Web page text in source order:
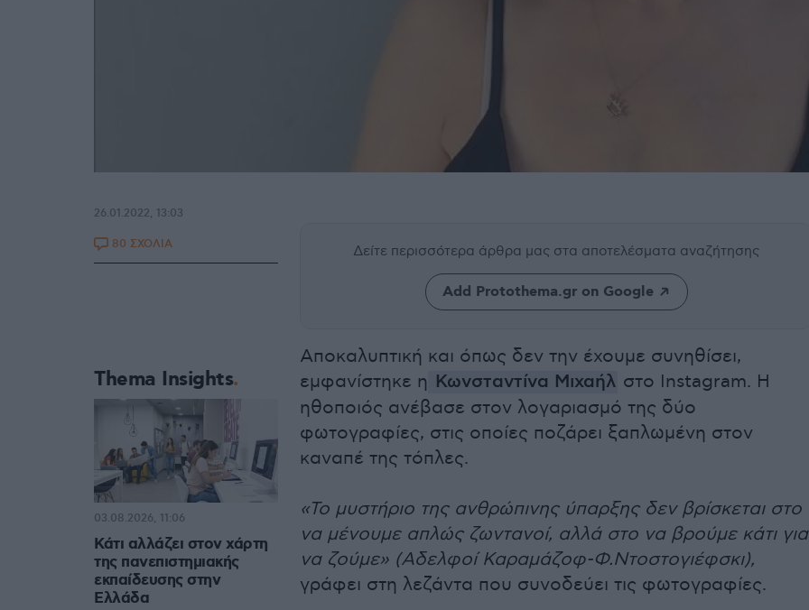
Δείτε περισσότερα άρθρα μας στα αποτελέσματα αναζήτησης
Add Protothema.gr on Google
Αποκαλυπτική και όπως δεν την έχουμε συνηθίσει,
εμφανίστηκε η Κωνσταντίνα Μιχαήλ στο Instagram. H
ηθοποιός ανέβασε στον λογαριασμό της δύο
φωτογραφίες, στις οποίες ποζάρει ξαπλωμένη στον
καναπέ της τόπλες.
«Το μυστήριο της ανθρώπινης ύπαρξης δεν βρίσκεται στο
να μένουμε απλώς ζωντανοί, αλλά στο να βρούμε κάτι για
να ζούμε» (Αδελφοί Καραμάζοφ-Φ.Ντοστογιέφσκι),
γράφει στη λεζάντα που συνοδεύει τις φωτογραφίες.
26.01.2022, 13:03
80 ΣΧΟΛΙΑ
Thema Insights
Κάτι αλλάζει στον χάρτη
της πανεπιστημιακής
εκπαίδευσης στην
Ελλάδα
03.08.2026, 11:06